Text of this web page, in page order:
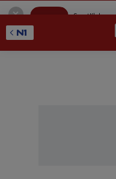
SportKlub
GET - On the